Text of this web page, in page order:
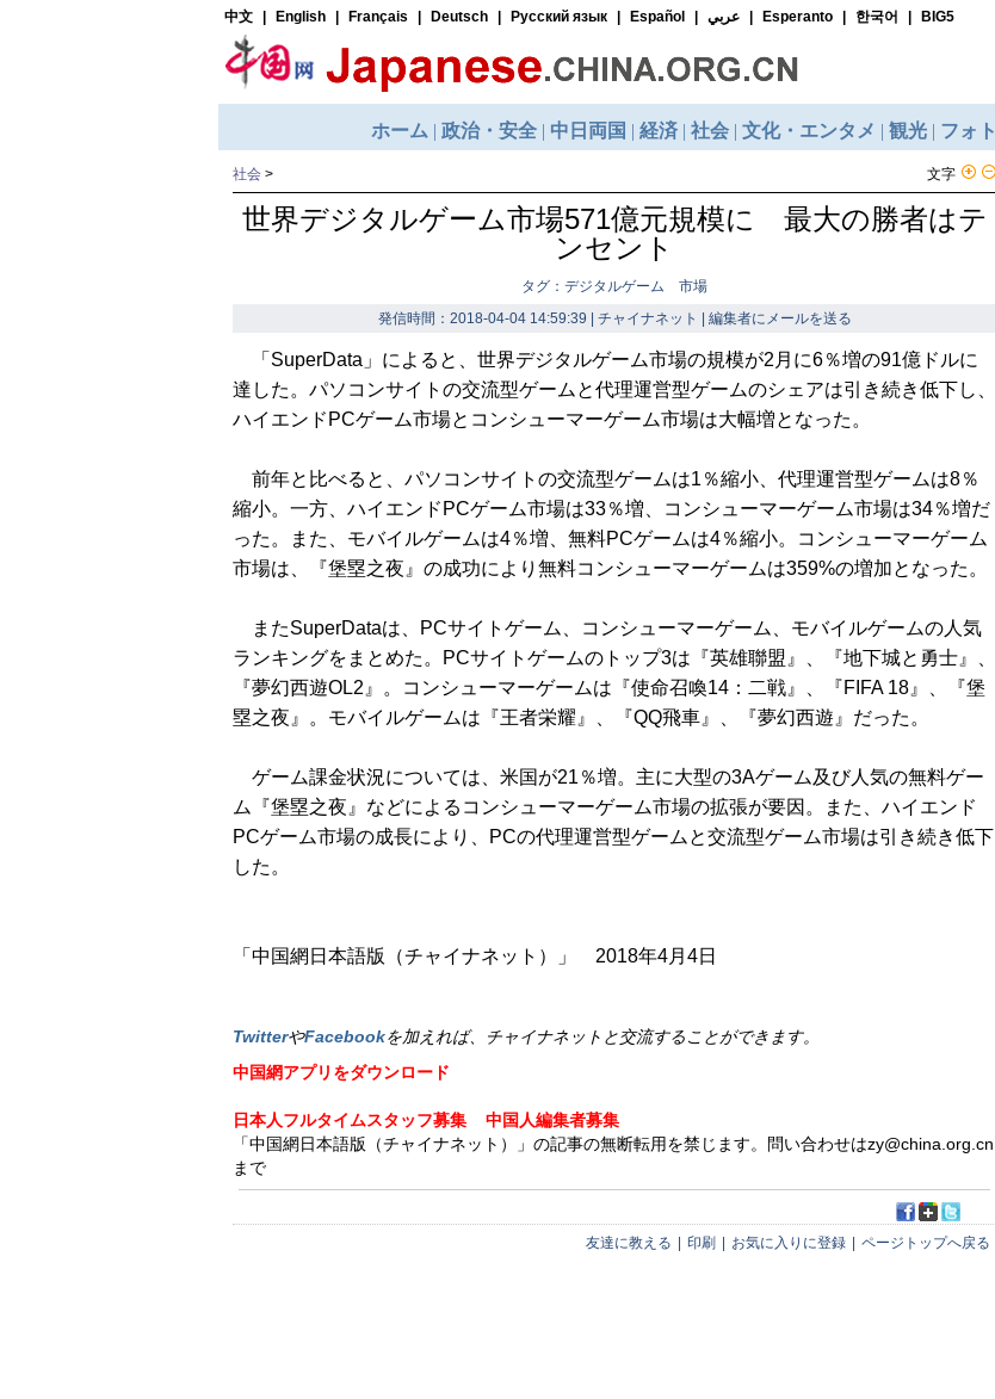
文字
社会 >
世界デジタルゲーム市場571億元規模に 最大の勝者はテ
ンセント
タグ：デジタルゲーム 市場
発信時間：2018-04-04 14:59:39 | チャイナネット | 編集者にメールを送る
「SuperData」によると、世界デジタルゲーム市場の規模が2月に6％増の91億ドルに
達した。パソコンサイトの交流型ゲームと代理運営型ゲームのシェアは引き続き低下し、
ハイエンドPCゲーム市場とコンシューマーゲーム市場は大幅増となった。
前年と比べると、パソコンサイトの交流型ゲームは1％縮小、代理運営型ゲームは8％
縮小。一方、ハイエンドPCゲーム市場は33％増、コンシューマーゲーム市場は34％増だ
った。また、モバイルゲームは4％増、無料PCゲームは4％縮小。コンシューマーゲーム
市場は、『堡塁之夜』の成功により無料コンシューマーゲームは359%の増加となった。
またSuperDataは、PCサイトゲーム、コンシューマーゲーム、モバイルゲームの人気
ランキングをまとめた。PCサイトゲームのトップ3は『英雄聯盟』、『地下城と勇士』、
『夢幻西遊OL2』。コンシューマーゲームは『使命召喚14：二戦』、『FIFA 18』、『堡
塁之夜』。モバイルゲームは『王者栄耀』、『QQ飛車』、『夢幻西遊』だった。
ゲーム課金状況については、米国が21％増。主に大型の3Aゲーム及び人気の無料ゲー
ム『堡塁之夜』などによるコンシューマーゲーム市場の拡張が要因。また、ハイエンド
PCゲーム市場の成長により、PCの代理運営型ゲームと交流型ゲーム市場は引き続き低下
した。
「中国網日本語版（チャイナネット）」 2018年4月4日
TwitterやFacebookを加えれば、チャイナネットと交流することができます。
中国網アプリをダウンロード
日本人フルタイムスタッフ募集
中国人編集者募集
「中国網日本語版（チャイナネット）」の記事の無断転用を禁じます。問い合わせはzy@china.org.cn
まで
友達に教える 印刷 お気に入りに登録 ページトップへ戻る